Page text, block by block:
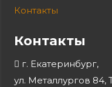
Контакты
Контакты
г. Екатеринбург,
ул. Металлургов 84,